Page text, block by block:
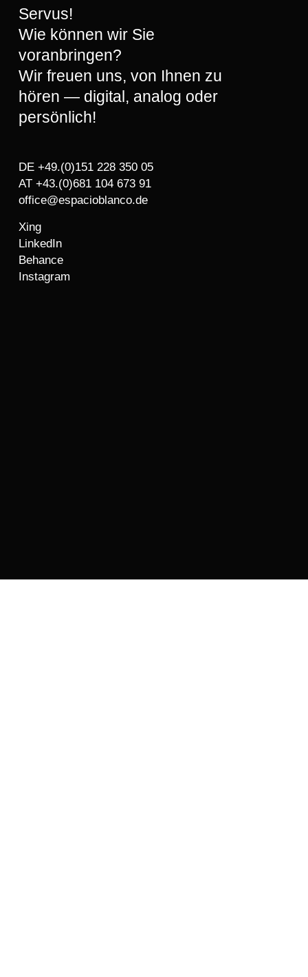
Servus!
Wie können wir Sie
voranbringen?
Wir freuen uns, von Ihnen zu
hören — digital, analog oder
persönlich!
DE +49.(0)151 228 350 05
AT +43.(0)681 104 673 91
office@espacioblanco.de
Xing
LinkedIn
Behance
Instagram